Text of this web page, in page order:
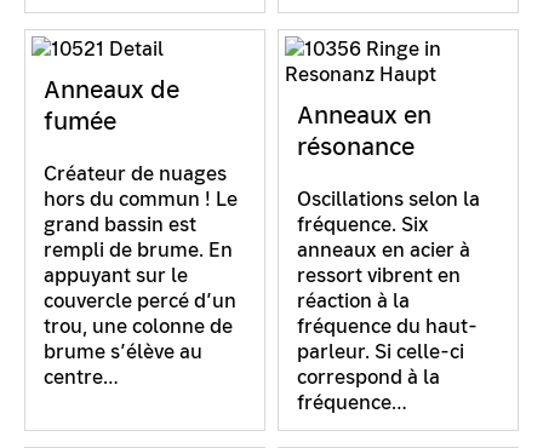
Anneaux de
fumée
Créateur de nuages
hors du commun ! Le
grand bassin est
rempli de brume. En
appuyant sur le
couvercle percé d’un
trou, une colonne de
brume s’élève au
centre…
Anneaux en
résonance
Oscillations selon la
fréquence. Six
anneaux en acier à
ressort vibrent en
réaction à la
fréquence du haut-
parleur. Si celle-ci
correspond à la
fréquence…